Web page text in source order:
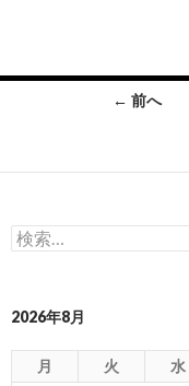
ナ
ゲ
シ
← 前へ
検
索:
2026年8月
月 火 水